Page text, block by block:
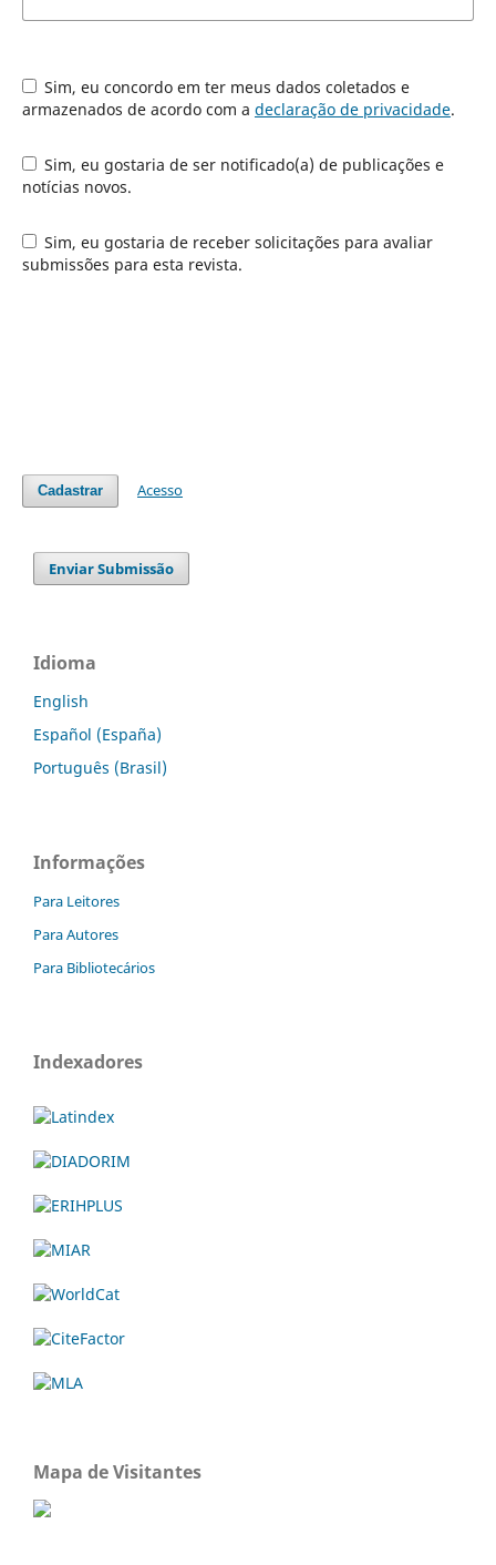
Sim, eu concordo em ter meus dados coletados e
armazenados de acordo com a declaração de privacidade.
Sim, eu gostaria de ser notificado(a) de publicações e
notícias novos.
Sim, eu gostaria de receber solicitações para avaliar
submissões para esta revista.
Cadastrar Acesso
Enviar Submissão
Idioma
English
Español (España)
Português (Brasil)
Informações
Para Leitores
Para Autores
Para Bibliotecários
Indexadores
Mapa de Visitantes